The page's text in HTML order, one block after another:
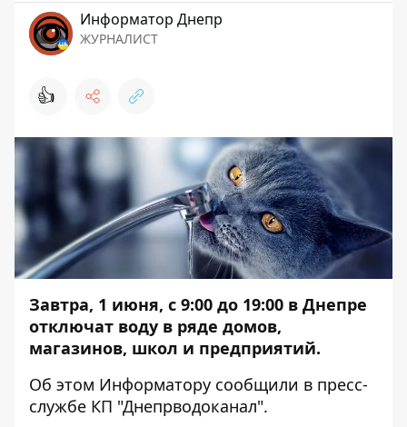
Информатор Днепр
ЖУРНАЛИСТ
👍
Завтра, 1 июня, с 9:00 до 19:00 в Днепре
отключат воду в ряде домов,
магазинов, школ и предприятий.
Об этом Информатору сообщили в пресс-
службе КП "Днепрводоканал".